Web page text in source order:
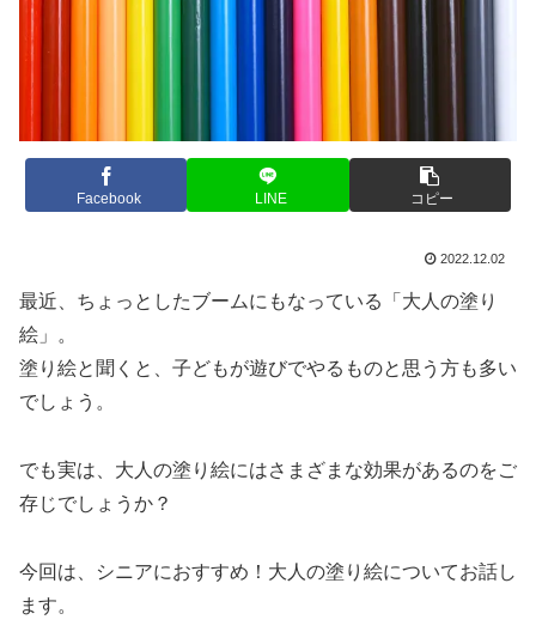
Facebook LINE コピー
2022.12.02
最近、ちょっとしたブームにもなっている「大人の塗り
絵」。
塗り絵と聞くと、子どもが遊びでやるものと思う方も多い
でしょう。
でも実は、大人の塗り絵にはさまざまな効果があるのをご
存じでしょうか？
今回は、シニアにおすすめ！大人の塗り絵についてお話し
ます。